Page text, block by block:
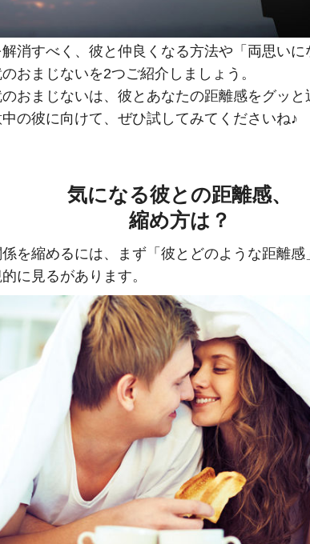
消すべく、彼と仲良くなる方法や「両思いに
おまじないを2つご紹介しましょう。
おまじないは、彼とあなたの距離感をグッと
の彼に向けて、ぜひ試してみてくださいね♪
気になる彼との距離感、
縮め方は？
を縮めるには、まず「彼とどのような距離感
に見るがあります。